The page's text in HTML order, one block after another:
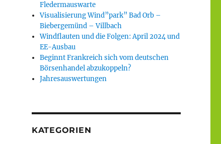
Fledermauswarte
Visualisierung Wind”park” Bad Orb –
Biebergemünd – Villbach
Windflauten und die Folgen: April 2024 und
EE-Ausbau
Beginnt Frankreich sich vom deutschen
Börsenhandel abzukoppeln?
Jahresauswertungen
KATEGORIEN